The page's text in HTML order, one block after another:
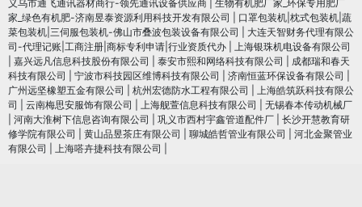
义乌市通飞通讯器材商行-领先通讯设备供应商
生物有机肥厂家_环保专用肥厂
家_绿色有机肥-济南昱泰资源利用科技开发有限公司
口罩包装机|枕式包装机|蔬
菜包装机|三伺服包装机-佛山市叠波包装设备有限公司
大连天智财务代理有限公
司-代理记账|工商注册|商标专利申请|行业资质代办
上海银珠机电设备有限公司
嘉兴远凡信息科技股份有限公司 泰安市熙和网络科技有限公司
成都瑞和春天
科技有限公司
宁波市科技园区维博科技有限公司 济南恒蓝环保设备有限公司
广州远坚橡塑五金有限公司
杭州宏德防水工程有限公司
上海皓筑跃科技有限公
司
云南梅思安服饰有限公司 上海舰萱信息科技有限公司
无锡春本传动机械厂
河南大淮树下信息咨询有限公司 巩义市西村宇鑫管道配件厂
长沙开慧教育研
修学院有限公司
黄山品昱茶庄有限公司 聊城皓哲管业有限公司
河北金聚管业
有限公司
上海嗒卉捷科技有限公司